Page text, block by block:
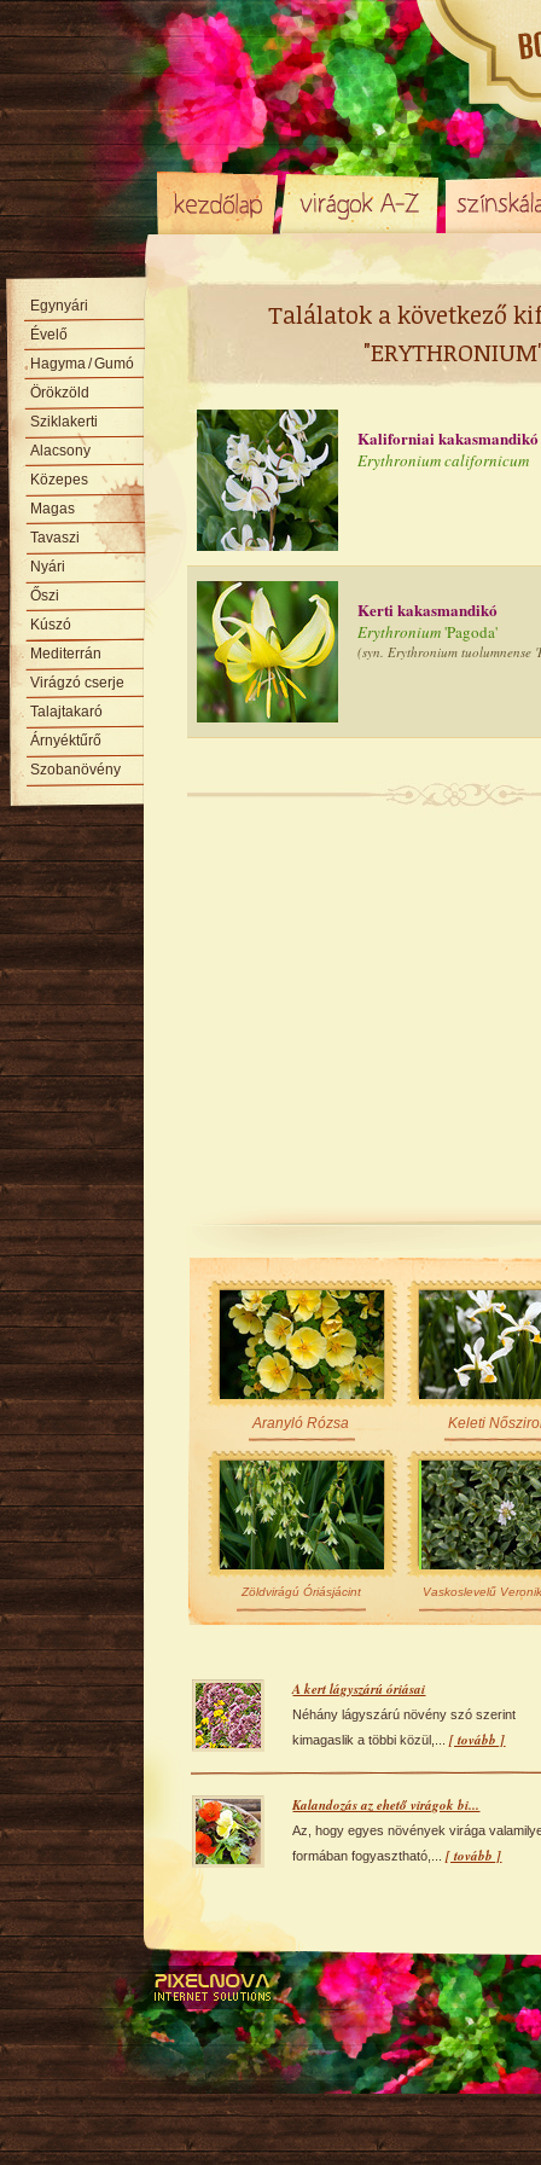
Találatok a következő
Kaliforniai kakasmandikó
Erythronium californicum
Kerti kakasmandikó
Erythronium'Pagoda'
(syn. Erythronium tuolumnense
Egynyári
Évelő
Hagyma/ Gumó
Örökzöld
Sziklakerti
Alacsony
Közepes
Magas
Tavaszi
Nyári
Őszi
Kúszó
Mediterrán
Virágzó cserje
Talajtakaró
Árnyéktűrő
Szobanövény
Aranyló Rózsa Keleti
Zöldvirágú Óriásjácint Vaskoslevelű
A kert lágyszárú óriásai
Néhány lágyszárú növény szó szerint
kimagaslik a többi közül,...[ tovább ]
Kalandozás az ehető virágok bi...
Az, hogy egyes növények virága
formában fogyasztható,...[ tovább ]